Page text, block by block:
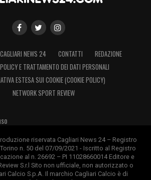
NEWS 24 CONTATTI
REDAZIONE
E TRATTAMENTO DEI DATI PERSONALI
ESTESA SUI COOKIE (COOKIE POLICY)
NETWORK SPORT REVIEW
riservata Cagliari News 24 – Registro
n. 50 del 07/09/2021 - Iscritto al Registro
al n. 26692 – PI 11028660014 Editore e
S.r.l Sito non ufficiale, non autorizzato o
Calcio S.p.A. Il marchio Cagliari Calcio è di